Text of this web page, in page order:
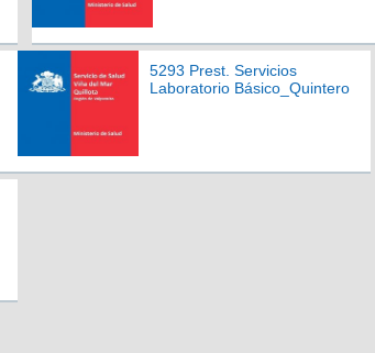
5293 Prest. Servicios
Laboratorio Básico_Quintero